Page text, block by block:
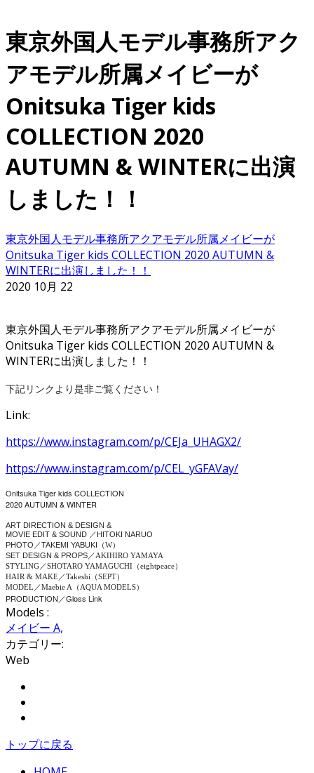
東京外国人モデル事務所アク
アモデル所属メイビーが
Onitsuka Tiger kids
COLLECTION 2020
AUTUMN & WINTERに出演
しました！！
東京外国人モデル事務所アクアモデル所属メイビーが
Onitsuka Tiger kids COLLECTION 2020 AUTUMN &
WINTERに出演しました！！
2020 10月 22
東京外国人モデル事務所アクアモデル所属メイビーが
Onitsuka Tiger kids COLLECTION 2020 AUTUMN &
WINTERに出演しました！！
下記リンクより是非ご覧ください！
Link:
https://www.instagram.com/p/CEJa_UHAGX2/
https://www.instagram.com/p/CEL_yGFAVay/
Onitsuka Tiger kids COLLECTION
2020 AUTUMN & WINTER
ART DIRECTION & DESIGN &
MOVIE EDIT & SOUND ／ HITOKI NARUO
PHOTO ／TAKEMI YABUKI （W）
SET DESIGN & PROPS ／AKIHIRO YAMAYA
STYLING／SHOTARO YAMAGUCHI（eightpeace）
HAIR & MAKE／Takeshi（SEPT）
MODEL／Maebie A（AQUA MODELS）
PRODUCTION ／Gloss Link
Models :
メイビー A,
カテゴリー:
Web
トップに戻る